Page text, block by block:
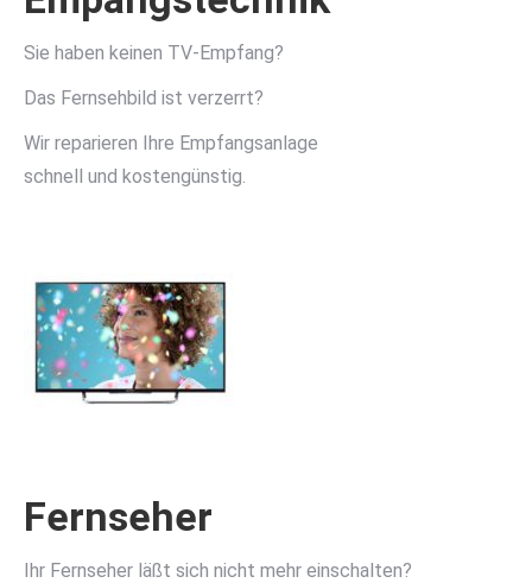
Sie haben keinen TV-Empfang?
Das Fernsehbild ist verzerrt?
Wir reparieren Ihre Empfangsanlage
schnell und kostengünstig.
Fernseher
Ihr Fernseher läßt sich nicht mehr einschalten?